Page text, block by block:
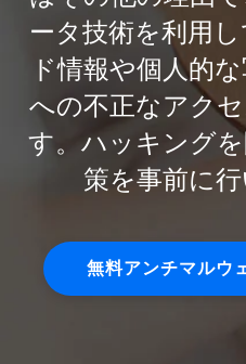
ータ技術を利用
ド情報や個人的
への不正なアク
す。ハッキング
策を事前に行
無料アンチマルウ